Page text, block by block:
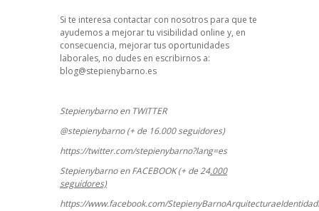
Si te interesa contactar con nosotros para que te
ayudemos a mejorar tu visibilidad online y, en
consecuencia, mejorar tus oportunidades
laborales, no dudes en escribirnos a:
blog@stepienybarno.es
Stepienybarno en TWITTER
@stepienybarno (+ de 16.000 seguidores)
https://twitter.com/stepienybarno?lang=es
Stepienybarno en FACEBOOK (+ de 24.000
seguidores)
https://www.facebook.com/